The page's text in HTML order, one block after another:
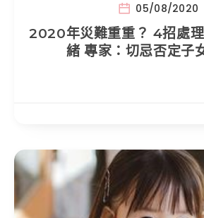
05/08/2020
2020年災難重重？ 4招處
緒 專家：切忌否定子